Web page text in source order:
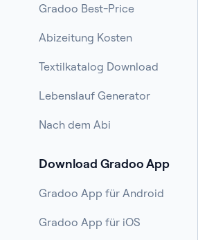
Download Gradoo App
Gradoo App für Android
Gradoo App für iOS
Gradoo Best-Price
Abizeitung Kosten
Textilkatalog Download
Lebenslauf Generator
Nach dem Abi